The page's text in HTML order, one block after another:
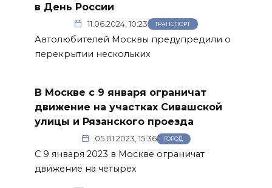
в День России
11.06.2024, 10:23 ТРАНСПОРТ
Автолюбителей Москвы предупредили о
перекрытии нескольких
В Москве с 9 января ограничат
движение на участках Сивашской
улицы и Рязанского проезда
05.01.2023, 15:36 ГОРОД
С 9 января 2023 в Москве ограничат
движение на четырех